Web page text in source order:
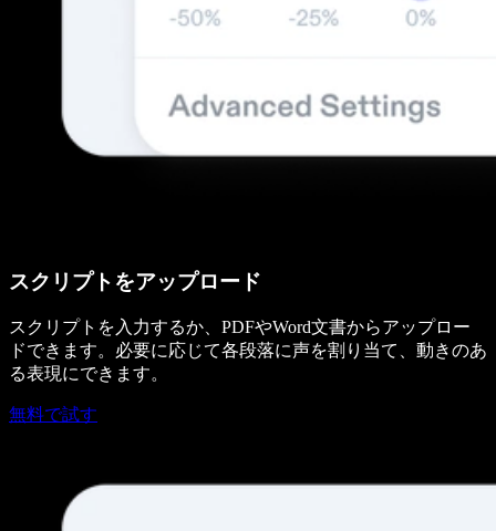
スクリプトをアップロード
スクリプトを入力するか、PDFやWord文書からアップロー
ドできます。必要に応じて各段落に声を割り当て、動きのあ
る表現にできます。
無料で試す